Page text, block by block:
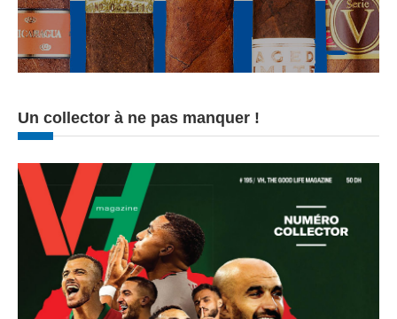
Un collector à ne pas manquer !